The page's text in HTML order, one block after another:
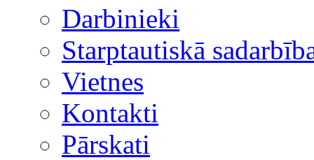
Darbinieki
Starptautiskā
Vietnes
Kontakti
Pārskati